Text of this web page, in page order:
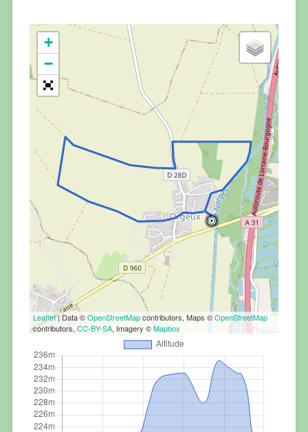
+
−
Leaflet| Data ©OpenStreetMapcontributors, Maps ©OpenStreetMap
contributors, CC-BY-SA, Imagery ©Mapbox